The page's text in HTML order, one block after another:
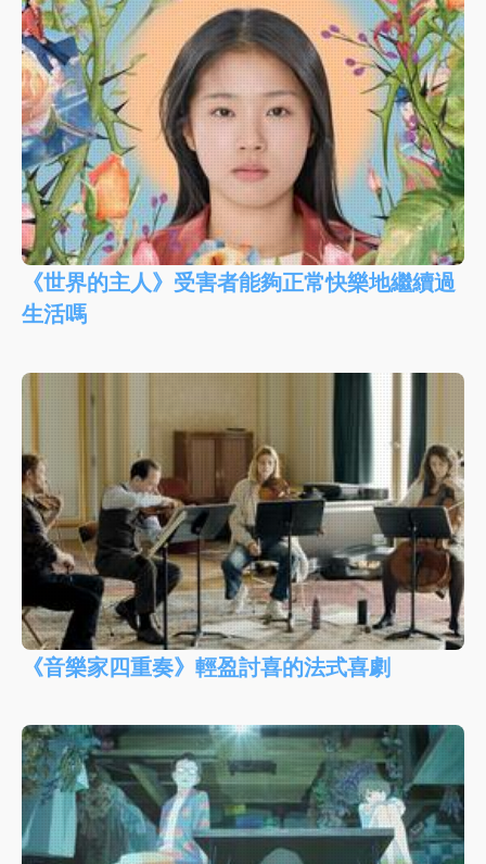
《世界的主人》受害者能夠正常快樂地繼續過
生活嗎
《音樂家四重奏》輕盈討喜的法式喜劇